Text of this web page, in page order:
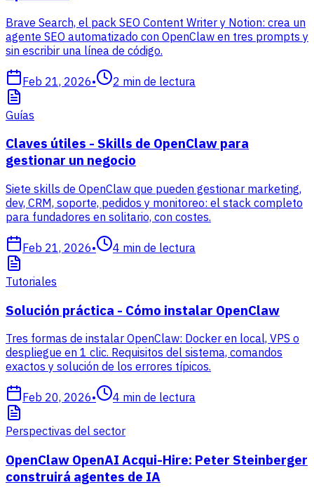
Brave Search, el pack SEO Content Writer y Notion: crea un
agente SEO automatizado con OpenClaw en tres prompts y
sin escribir una línea de código.
Feb 21, 2026• 2 min de lectura
Guías
Claves útiles - Skills de OpenClaw para
gestionar un negocio
Siete skills de OpenClaw que pueden gestionar marketing,
dev, CRM, soporte, pedidos y monitoreo: el stack completo
para fundadores en solitario, con costes.
Feb 21, 2026• 4 min de lectura
Tutoriales
Solución práctica - Cómo instalar OpenClaw
Tres formas de instalar OpenClaw: Docker en local, VPS o
despliegue en 1 clic. Requisitos del sistema, comandos
exactos y solución de los errores típicos.
Feb 20, 2026• 4 min de lectura
Perspectivas del sector
OpenClaw OpenAI Acqui-Hire: Peter Steinberger
construirá agentes de IA